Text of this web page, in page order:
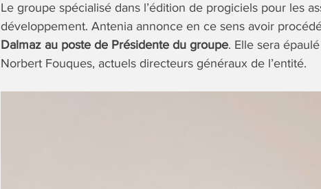
Le groupe spécialisé dans l’édition de progiciels pour les
développement. Antenia annonce en ce sens avoir
Dalmaz au poste de Présidente du groupe. Elle sera
Norbert Fouques, actuels directeurs généraux de l’entité.